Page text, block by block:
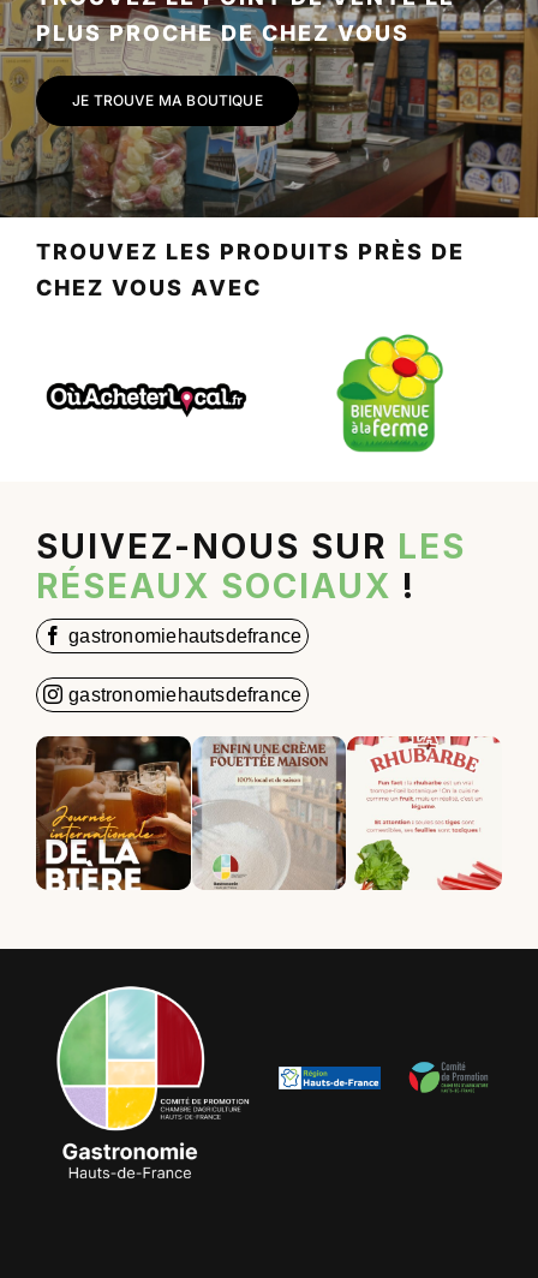
PLUS PROCHE DE CHEZ VOUS
JE TROUVE MA BOUTIQUE
TROUVEZ LES PRODUITS PRÈS DE
CHEZ VOUS AVEC
SUIVEZ-NOUS SUR LES
RÉSEAUX SOCIAUX !